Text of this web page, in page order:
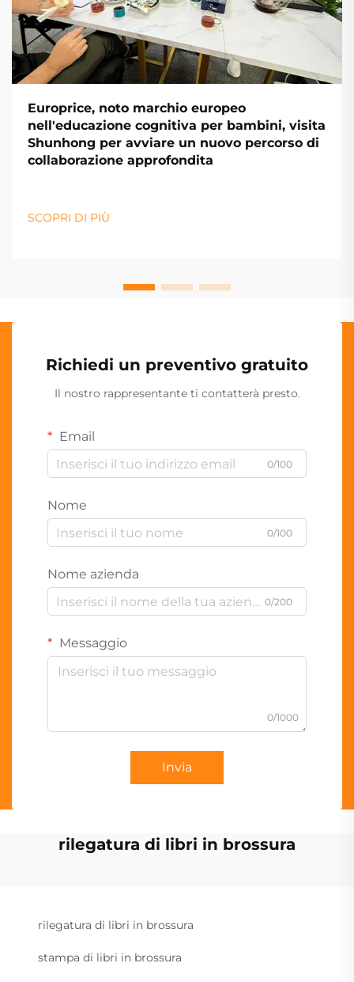
Europrice, noto marchio europeo
nell'educazione cognitiva per bambini, visita
Shunhong per avviare un nuovo percorso di
collaborazione approfondita
SCOPRI DI PIÙ
Richiedi un preventivo gratuito
Il nostro rappresentante ti contatterà presto.
Email
0/100
Nome
0/100
Nome azienda
0/200
Messaggio
0/1000
Invia
rilegatura di libri in brossura
rilegatura di libri in brossura
stampa di libri in brossura